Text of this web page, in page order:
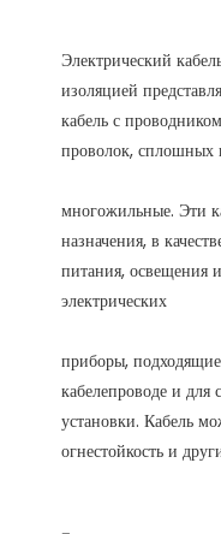
Электрический
изоляцией
кабель с
многожильные. Эти
назначения, в
питания, освещения
приборы,
кабелепроводе и
установки. Кабель